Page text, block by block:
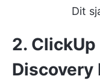
Dit
2.
Discovery